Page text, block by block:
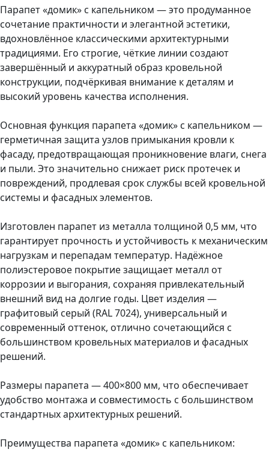
Парапет «домик» с капельником — это продуманное
сочетание практичности и элегантной эстетики,
вдохновлённое классическими архитектурными
традициями. Его строгие, чёткие линии создают
завершённый и аккуратный образ кровельной
конструкции, подчёркивая внимание к деталям и
высокий уровень качества исполнения.
Основная функция парапета «домик» с капельником —
герметичная защита узлов примыкания кровли к
фасаду, предотвращающая проникновение влаги, снега
и пыли. Это значительно снижает риск протечек и
повреждений, продлевая срок службы всей кровельной
системы и фасадных элементов.
Изготовлен парапет из металла толщиной 0,5 мм, что
гарантирует прочность и устойчивость к механическим
нагрузкам и перепадам температур. Надёжное
полиэстеровое покрытие защищает металл от
коррозии и выгорания, сохраняя привлекательный
внешний вид на долгие годы. Цвет изделия —
графитовый серый (RAL 7024), универсальный и
современный оттенок, отлично сочетающийся с
большинством кровельных материалов и фасадных
решений.
Размеры парапета — 400×800 мм, что обеспечивает
удобство монтажа и совместимость с большинством
стандартных архитектурных решений.
Преимущества парапета «домик» с капельником: